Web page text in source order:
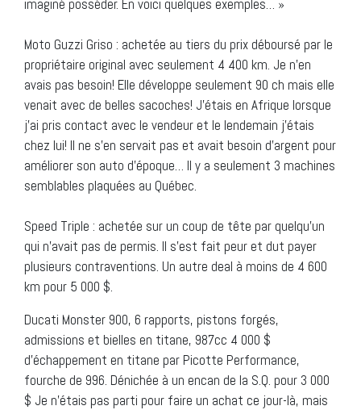
imaginé posséder. En voici quelques exemples… »
Moto Guzzi Griso : achetée au tiers du prix déboursé par le
propriétaire original avec seulement 4 400 km. Je n’en
avais pas besoin! Elle développe seulement 90 ch mais elle
venait avec de belles sacoches! J’étais en Afrique lorsque
j’ai pris contact avec le vendeur et le lendemain j’étais
chez lui! Il ne s’en servait pas et avait besoin d’argent pour
améliorer son auto d’époque… Il y a seulement 3 machines
semblables plaquées au Québec.
Speed Triple : achetée sur un coup de tête par quelqu’un
qui n’avait pas de permis. Il s’est fait peur et dut payer
plusieurs contraventions. Un autre deal à moins de 4 600
km pour 5 000 $.
Ducati Monster 900, 6 rapports, pistons forgés,
admissions et bielles en titane, 987cc 4 000 $
d’échappement en titane par Picotte Performance,
fourche de 996. Dénichée à un encan de la S.Q. pour 3 000
$ Je n’étais pas parti pour faire un achat ce jour-là, mais